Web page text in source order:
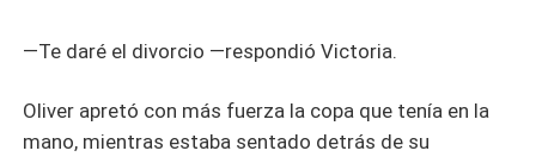
—Te daré el divorcio —respondió Victoria.
Oliver apretó con más fuerza la copa que tenía en la
mano, mientras estaba sentado detrás de su